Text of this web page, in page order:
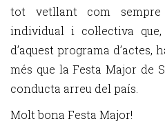
tot vetllant com
individual i col·lectiva
d’aquest programa d’actes,
més que la Festa Major de
conducta arreu del país.
Molt bona Festa Major!